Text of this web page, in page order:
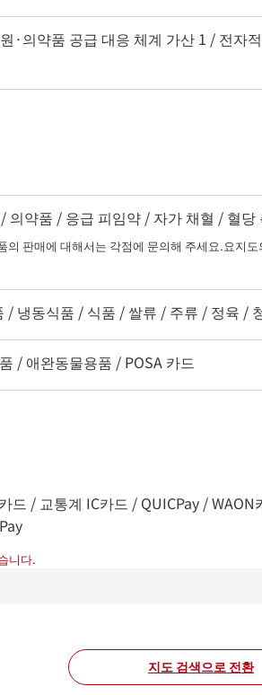
·의약품 공급 대응 체계 가산 1 / 전자
의약품 / 응급 피임약 / 자가 채혈 / 혈당
판매에 대해서는 각점에 문의해 주세요.요지
/ 냉동식품 / 식품 / 쌀류 / 주류 / 정육 /
/ 애완동물용품 / POSA 카드
드 / 교통계 IC카드 / QUICPay /
니다.
지도 검색으로 전환